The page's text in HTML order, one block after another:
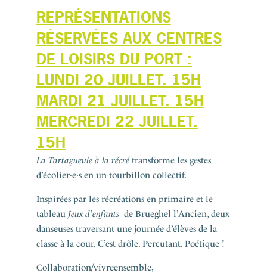
REPRÉSENTATIONS
RÉSERVÉES AUX CENTRES
DE LOISIRS DU PORT :
LUNDI 20 JUILLET. 15H
MARDI 21 JUILLET. 15H
MERCREDI 22 JUILLET.
15H
La Tartagueule à la récrétransforme les gestes
d’écolier·e·s en un tourbillon collectif.
Inspirées par les récréations en primaire et le
tableau Jeux d’enfants de Brueghel l’Ancien, deux
danseuses traversant une journée d’élèves de la
classe à la cour. C’est drôle. Percutant. Poétique !
Collaboration/vivreensemble,